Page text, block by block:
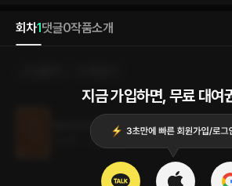
회차1 댓글0작품소개
지금 가입하면, 무료 대여
개새끼에게 물리면
2023.12.19